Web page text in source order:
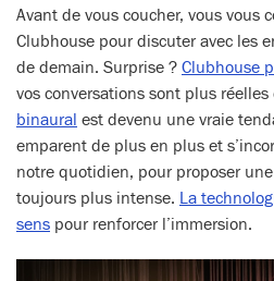
Avant de vous coucher, vous vous
Clubhouse pour discuter avec les
de demain. Surprise ? Clubhouse
vos conversations sont plus
binaural est devenu une vraie
emparent de plus en plus et
notre quotidien, pour proposer
toujours plus intense. La
sens pour renforcer l’immersion.